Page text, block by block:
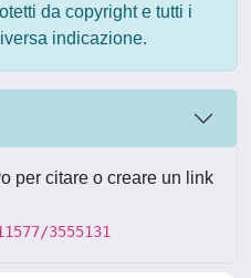
da copyright e tutti i
indicazione.
per citare o creare un link
3555131